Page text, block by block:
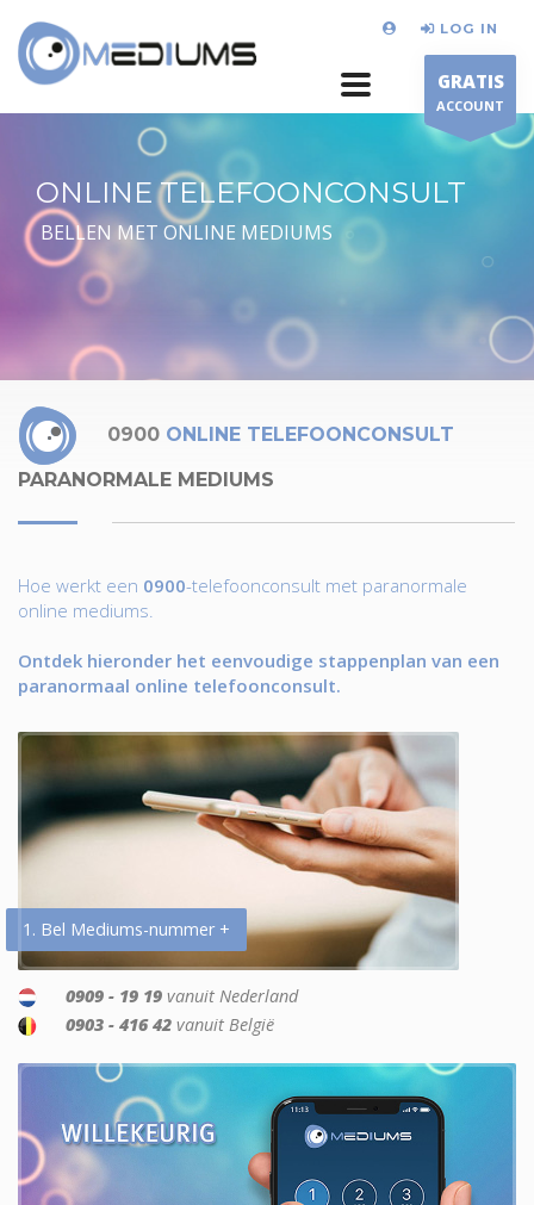
LOG IN
GRATIS
ACCOUNT
ONLINE TELEFOONCONSULT
BELLEN MET ONLINE MEDIUMS
0900 ONLINE TELEFOONCONSULT
PARANORMALE MEDIUMS
Hoe werkt een 0900-telefoonconsult met paranormale
online mediums.
Ontdek hieronder het eenvoudige stappenplan van een
paranormaal online telefoonconsult.
1. Bel Mediums-nummer +
0909 - 19 19 vanuit Nederland
0903 - 416 42 vanuit België